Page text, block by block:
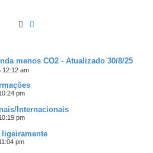
Search
menos CO2 - Atualizado 30/8/25
12:12 am
pm
Internacionais
pm
pm